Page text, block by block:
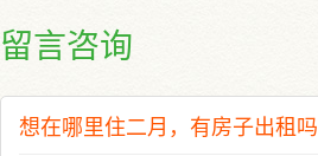
留言咨询
想在哪里住二月，有房子出租吗